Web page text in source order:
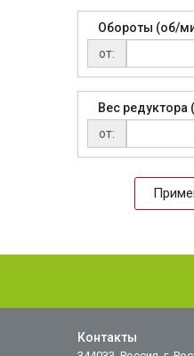
Обороты (об/
от:
Вес редуктора
от:
Контакты